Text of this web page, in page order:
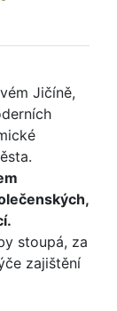
Jičíně,
stoupá, za
zajištění